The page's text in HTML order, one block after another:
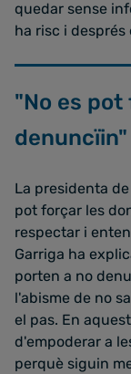
quedar sense
ha risc i després
"No es
denuncïin"
La presidenta
pot forçar les
respectar i
Garriga ha
porten a no
l'abisme de no
el pas. En
d'empoderar a
perquè siguin